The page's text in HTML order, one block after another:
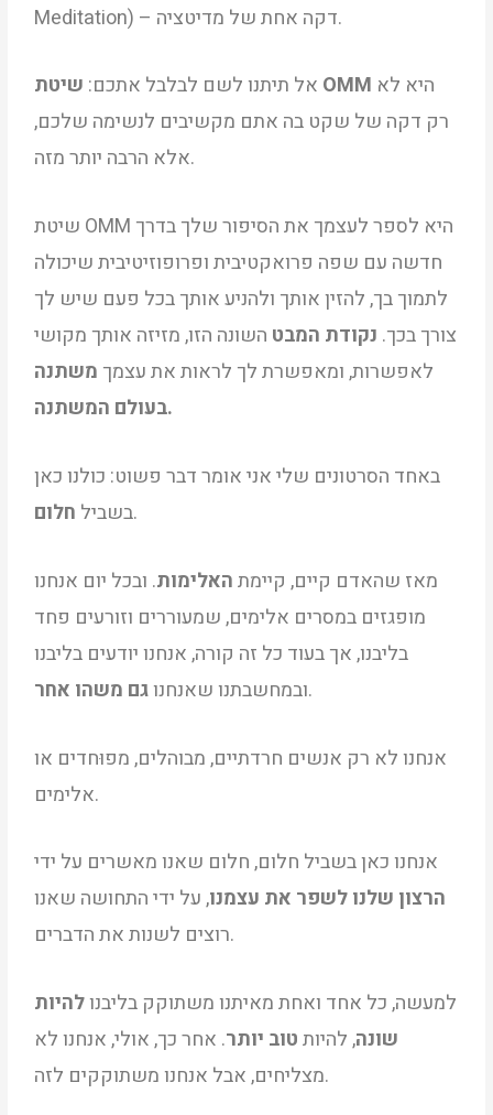
Meditation) – דקה אחת של מדיטציה.
אל תיתנו לשם לבלבל אתכם: שיטת OMM היא לא
רק דקה של שקט בה אתם מקשיבים לנשימה שלכם,
אלא הרבה יותר מזה.
שיטת OMM היא לספר לעצמך את הסיפור שלך בדרך
חדשה עם שפה פרואקטיבית ופרופוזיטיבית שיכולה
לתמוך בך, להזין אותך ולהניע אותך בכל פעם שיש לך
צורך בכך. נקודת המבט השונה הזו, מזיזה אותך מקושי
לאפשרות, ומאפשרת לך לראות את עצמך משתנה
בעולם המשתנה.
באחד הסרטונים שלי אני אומר דבר פשוט: כולנו כאן
בשביל חלום .
מאז שהאדם קיים, קיימתהאלימות. ובכל יום אנחנו
מופגזים במסרים אלימים, שמעוררים וזורעים פחד
בליבנו, אך בעוד כל זה קורה, אנחנו יודעים בליבנו
ובמחשבתנו שאנחנוגם משהו אחר .
אנחנו לא רק אנשים חרדתיים, מבוהלים, מפוּחדים או
אלימים.
אנחנו כאן בשביל חלום, חלום שאנו מאשרים על ידי
הרצון שלנו לשפר את עצמנו, על ידי התחושה שאנו
רוצים לשנות את הדברים.
למעשה, כל אחד ואחת מאיתנו משתוקק בליבנולהיות
שונה, להיותטוב יותר. אחר כך, אולי, אנחנו לא
מצליחים, אבל אנחנו משתוקקים לזה.